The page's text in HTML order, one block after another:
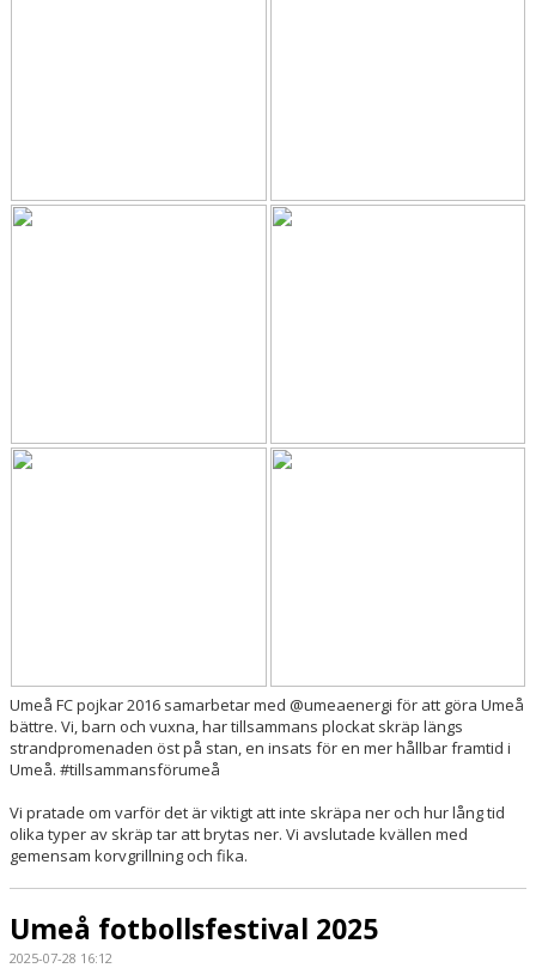
Umeå FC pojkar 2016 samarbetar med @umeaenergi för att göra Umeå
bättre. Vi, barn och vuxna, har tillsammans plockat skräp längs
strandpromenaden öst på stan, en insats för en mer hållbar framtid i
Umeå. #tillsammansförumeå
Vi pratade om varför det är viktigt att inte skräpa ner och hur lång tid
olika typer av skräp tar att brytas ner. Vi avslutade kvällen med
gemensam korvgrillning och fika.
Umeå fotbollsfestival 2025
2025-07-28 16:12